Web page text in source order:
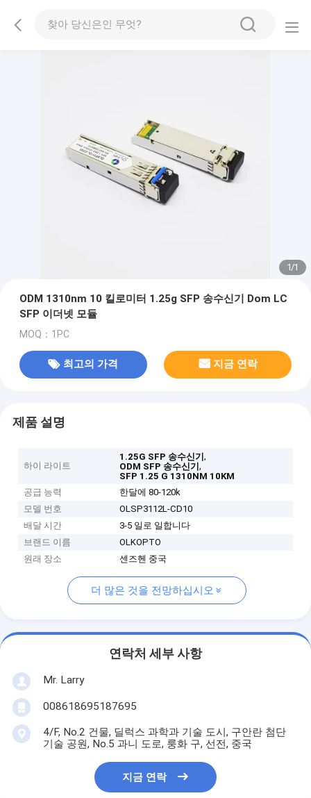
1/1
ODM 1310nm 10 킬로미터 1.25g SFP 송수신기 Dom LC
SFP 이더넷 모듈
MOQ：1PC
최고의 가격 지금 연락
제품 설명
하이 라이트
1.25G SFP 송수신기,
ODM SFP 송수신기,
SFP 1.25 G 1310NM 10KM
공급 능력
한달에 80-120k
모델 번호
OLSP3112L-CD10
배달 시간
3-5 일로 일합니다
브랜드 이름
OLKOPTO
원래 장소
센즈헨 중국
더 많은 것을 전망하십시오
연락처 세부 사항
Mr. Larry
008618695187695
4/F, No.2 건물, 딜럭스 과학과 기술 도시, 구안란 첨단
기술 공원, No.5 과니 도로, 룽화 구, 선전, 중국
지금 연락